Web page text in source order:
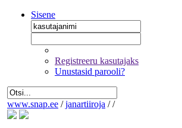
Sisene
Registreeru kasutajaks
Unustasid parooli?
www.snap.ee / janartiiroja / /